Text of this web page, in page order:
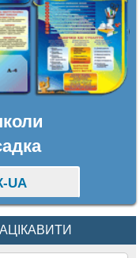
UA